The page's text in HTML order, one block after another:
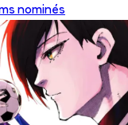
nominés